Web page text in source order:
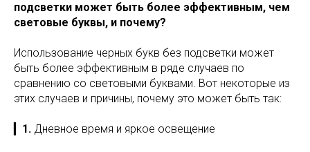
подсветки может быть более эффективным, чем
световые буквы, и почему?
Использование черных букв без подсветки может
быть более эффективным в ряде случаев по
сравнению со световыми буквами. Вот некоторые из
этих случаев и причины, почему это может быть так:
1. Дневное время и яркое освещение